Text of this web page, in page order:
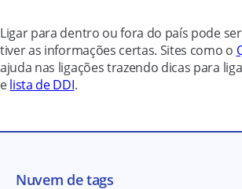
Ligar para dentro ou fora do país pode
tiver as informações certas. Sites como o
ajuda nas ligações trazendo dicas para
elista de DDI.
Nuvem de tags